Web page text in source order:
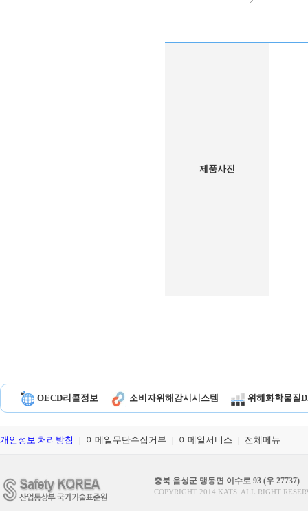
제품사진
OECD리콜정보 소비자위해감시시스템 위해화학물질
개인정보 처리방침 이메일무단수집거부 이메일서비스 전체메뉴
충북 음성군 맹동면 이수로 93 (우 27737)
COPYRIGHT 2014 KATS. ALL RIGHT